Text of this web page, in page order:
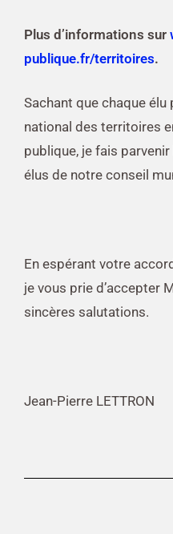
Plus d’informations sur
publique.fr/territoires.
Sachant que chaque
national des territoires
publique, je fais
élus de notre conseil
En espérant votre
je vous prie d’accepter
sincères salutations.
Jean-Pierre LETTRON